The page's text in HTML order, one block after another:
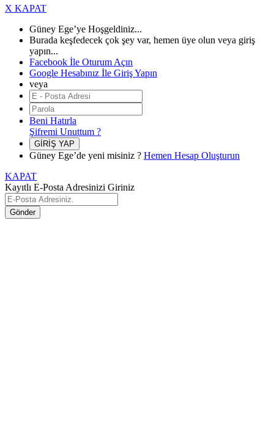
X KAPAT
Güney Ege’ye Hoşgeldiniz...
Burada keşfedecek çok şey var, hemen üye olun veya giriş
yapın...
Facebook İle Oturum Açın
Google Hesabınız İle Giriş Yapın
veya
Beni Hatırla
Şifremi Unuttum ?
GİRİŞ YAP
Güney Ege’de yeni misiniz ? Hemen Hesap Oluşturun
KAPAT
Kayıtlı E-Posta Adresinizi Giriniz
Gönder